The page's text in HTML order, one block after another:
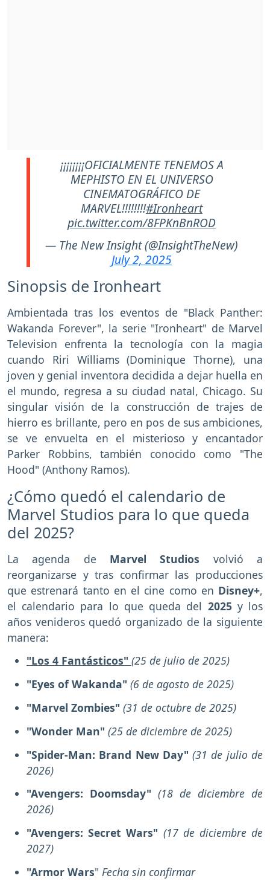
¡¡¡¡¡¡¡¡OFICIALMENTE TENEMOS A
MEPHISTO EN EL UNIVERSO
CINEMATOGRÁFICO DE
MARVEL!!!!!!!!#Ironheart
pic.twitter.com/8FPKnBnROD
— The New Insight (@InsightTheNew)
July 2, 2025
Sinopsis de Ironheart
Ambientada tras los eventos de "Black Panther:
Wakanda Forever", la serie "Ironheart" de Marvel
Television enfrenta la tecnología con la magia
cuando Riri Williams (Dominique Thorne), una
joven y genial inventora decidida a dejar huella en
el mundo, regresa a su ciudad natal, Chicago. Su
singular visión de la construcción de trajes de
hierro es brillante, pero en pos de sus ambiciones,
se ve envuelta en el misterioso y encantador
Parker Robbins, también conocido como "The
Hood" (Anthony Ramos).
¿Cómo quedó el calendario de
Marvel Studios para lo que queda
del 2025?
La agenda de Marvel Studios volvió a
reorganizarse y tras confirmar las producciones
que estrenará tanto en el cine como en Disney+,
el calendario para lo que queda del 2025 y los
años venideros quedó organizado de la siguiente
manera:
"Los 4 Fantásticos" (25 de julio de 2025)
"Eyes of Wakanda" (6 de agosto de 2025)
"Marvel Zombies" (31 de octubre de 2025)
"Wonder Man" (25 de diciembre de 2025)
"Spider-Man: Brand New Day"(31 de julio de
2026)
"Avengers: Doomsday" (18 de diciembre de
2026)
"Avengers: Secret Wars" (17 de diciembre de
2027)
"Armor Wars" Fecha sin confirmar